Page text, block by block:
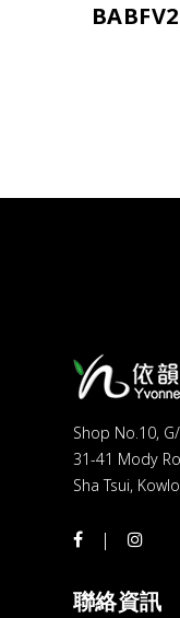
Shop No.10,
31-41 Mody
Sha Tsui,
聯絡資訊